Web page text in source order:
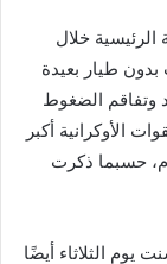
خلال
بدون طيار بعيدة
وتفاقم الضغوط
الأوكرانية أكبر
حسبما ذكرت
يوم الثلاثاء أيضًا